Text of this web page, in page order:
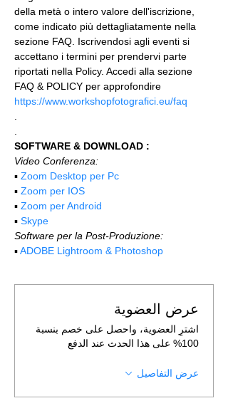
della metà o intero valore dell'iscrizione,
come indicato più dettagliatamente nella
sezione FAQ. Iscrivendosi agli eventi si
accettano i termini per prendervi parte
riportati nella Policy. Accedi alla sezione
FAQ & POLICY per approfondire
https://www.workshopfotografici.eu/faq
SOFTWARE & DOWNLOAD :
Video Conferenza:
▪️ Zoom Desktop per Pc
▪️ Zoom per IOS
▪️ Zoom per Android
▪️ Skype
Software per la Post-Produzione:
▪️ ADOBE Lightroom & Photoshop
عرض العضوية
اشترِ العضوية، واحصل على خصم بنسبة
100% على هذا الحدث عند الدفع
عرض التفاصيل